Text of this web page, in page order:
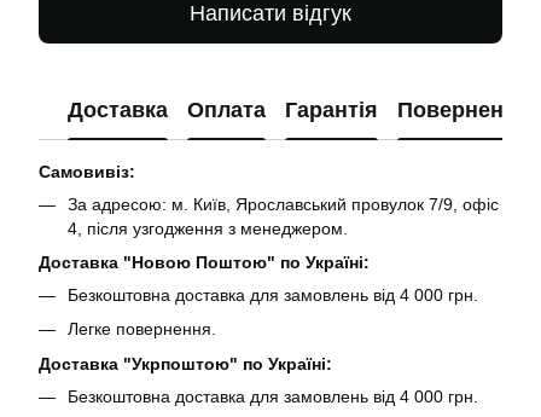
Написати відгук
Доставка Оплата Гарантія Повернення
Самовивіз:
За адресою: м. Київ, Ярославський провулок 7/9, офіс
4, після узгодження з менеджером.
Доставка "Новою Поштою" по Україні:
Безкоштовна доставка для замовлень від 4 000 грн.
Легке повернення.
Доставка "Укрпоштою" по Україні:
Безкоштовна доставка для замовлень від 4 000 грн.